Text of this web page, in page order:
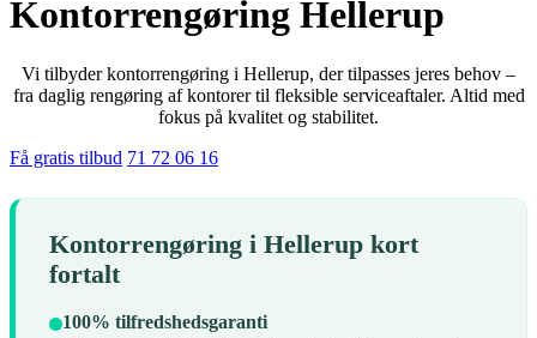
Kontorrengøring Hellerup
Vi tilbyder kontorrengøring i Hellerup, der tilpasses jeres behov –
fra daglig rengøring af kontorer til fleksible serviceaftaler. Altid med
fokus på kvalitet og stabilitet.
Få gratis tilbud 71 72 06 16
Kontorrengøring i Hellerup kort
fortalt
100% tilfredshedsgaranti